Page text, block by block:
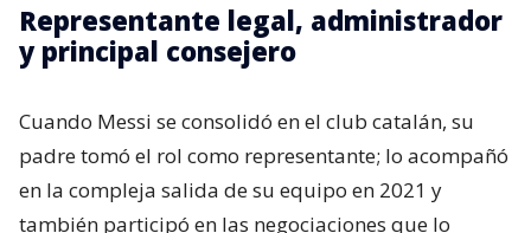
Representante legal, administrador
y principal consejero
Cuando Messi se consolidó en el club catalán, su
padre tomó el rol como representante; lo acompañó
en la compleja salida de su equipo en 2021 y
también participó en las negociaciones que lo